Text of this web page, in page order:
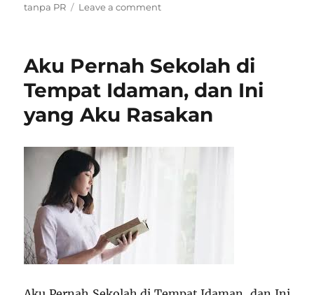
tanpa PR
Leave a commenton
Sistem
Pendidikan
Tanpa
PR
tapi
Aku Pernah Sekolah di
Tempat Idaman, dan Ini
yang Aku Rasakan